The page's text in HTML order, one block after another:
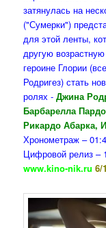
затянулась на
("Сумерки")
для этой ленты,
другую
героине Глории
Родригез) стать
ролях -Джина
Барбарелла
Рикардо Абарка,
Хронометраж –
Цифровой
www.kino-nik.ru 6/